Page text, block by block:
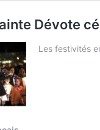
Dévote
Les festivités